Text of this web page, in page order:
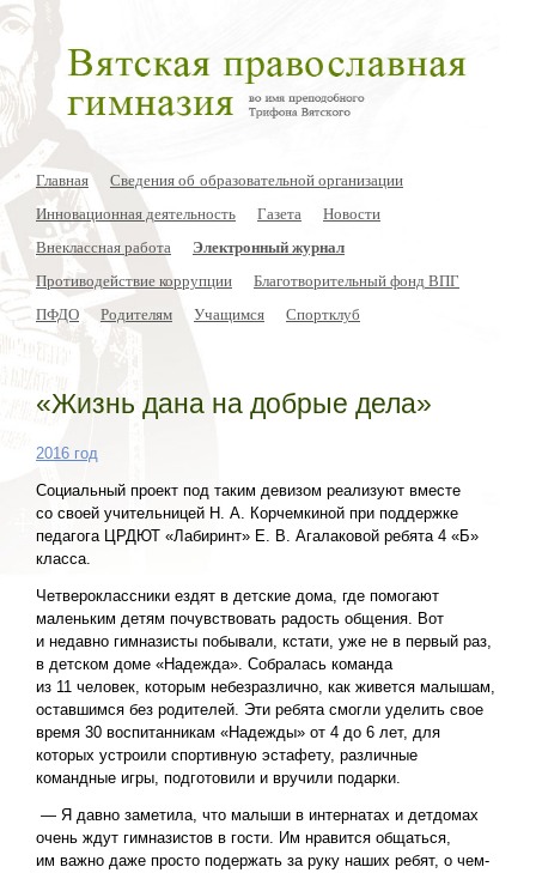
Главная
Сведения об образовательной организации
Инновационная деятельность
Газета
Новости
Внеклассная работа
Электронный журнал
Противодействие коррупции
Благотворительный фонд ВПГ
ПФДО
Родителям Учащимся Спортклуб
«Жизнь дана на добрые дела»
2016 год
Социальный проект под таким девизом реализуют вместе
со своей учительницей Н. А. Корчемкиной при поддержке
педагога ЦРДЮТ «Лабиринт» Е. В. Агалаковой ребята 4 «Б»
класса.
Четвероклассники ездят в детские дома, где помогают
маленьким детям почувствовать радость общения. Вот
и недавно гимназисты побывали, кстати, уже не в первый раз,
в детском доме «Надежда». Собралась команда
из 11 человек, которым небезразлично, как живется малышам,
оставшимся без родителей. Эти ребята смогли уделить свое
время 30 воспитанникам «Надежды» от 4 до 6 лет, для
которых устроили спортивную эстафету, различные
командные игры, подготовили и вручили подарки.
— Я давно заметила, что малыши в интернатах и детдомах
очень ждут гимназистов в гости. Им нравится общаться,
им важно даже просто подержать за руку наших ребят, о чем-